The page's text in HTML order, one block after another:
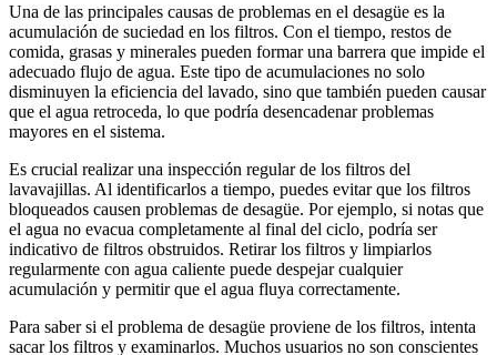
Una de las principales causas de problemas en el desagüe es la
acumulación de suciedad en los filtros. Con el tiempo, restos de
comida, grasas y minerales pueden formar una barrera que impide el
adecuado flujo de agua. Este tipo de acumulaciones no solo
disminuyen la eficiencia del lavado, sino que también pueden causar
que el agua retroceda, lo que podría desencadenar problemas
mayores en el sistema.
Es crucial realizar una inspección regular de los filtros del
lavavajillas. Al identificarlos a tiempo, puedes evitar que los filtros
bloqueados causen problemas de desagüe. Por ejemplo, si notas que
el agua no evacua completamente al final del ciclo, podría ser
indicativo de filtros obstruidos. Retirar los filtros y limpiarlos
regularmente con agua caliente puede despejar cualquier
acumulación y permitir que el agua fluya correctamente.
Para saber si el problema de desagüe proviene de los filtros, intenta
sacar los filtros y examinarlos. Muchos usuarios no son conscientes